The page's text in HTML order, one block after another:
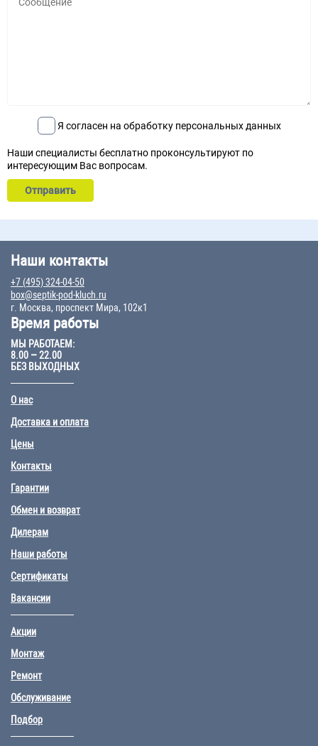
Я согласен на обработку персональных данных
Наши специалисты бесплатно проконсультируют по
интересующим Вас вопросам.
Наши контакты
+7 (495) 324-04-50
box@septik-pod-kluch.ru
г. Москва, проспект Мира, 102к1
Время работы
МЫ РАБОТАЕМ:
8.00 – 22.00
БЕЗ ВЫХОДНЫХ
О нас
Доставка и оплата
Цены
Контакты
Гарантии
Обмен и возврат
Дилерам
Наши работы
Сертификаты
Вакансии
Акции
Монтаж
Ремонт
Обслуживание
Подбор